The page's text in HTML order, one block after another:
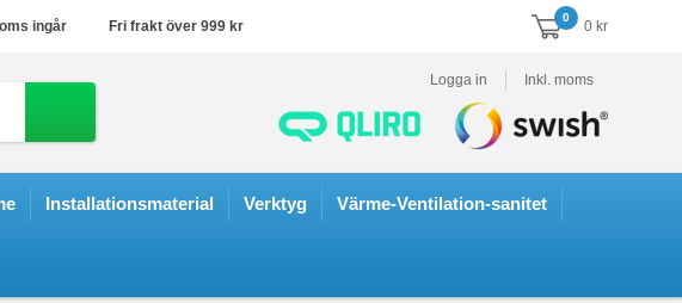
0
0 kr
ingår Fri frakt över 999 kr
Logga in Inkl. moms
Installationsmaterial Verktyg Värme-Ventilation-sanitet